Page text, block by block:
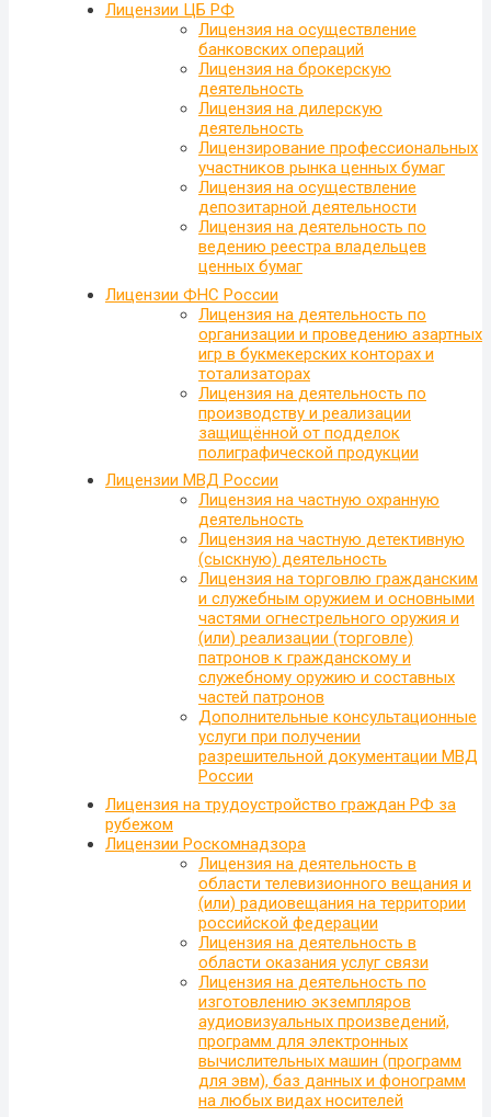
Лицензии ЦБ РФ
Лицензия на осуществление
банковских операций
Лицензия на брокерскую
деятельность
Лицензия на дилерскую
деятельность
Лицензирование профессиональных
участников рынка ценных бумаг
Лицензия на осуществление
депозитарной деятельности
Лицензия на деятельность по
ведению реестра владельцев
ценных бумаг
Лицензии ФНС России
Лицензия на деятельность по
организации и проведению азартных
игр в букмекерских конторах и
тотализаторах
Лицензия на деятельность по
производству и реализации
защищённой от подделок
полиграфической продукции
Лицензии МВД России
Лицензия на частную охранную
деятельность
Лицензия на частную детективную
(сыскную) деятельность
Лицензия на торговлю гражданским
и служебным оружием и основными
частями огнестрельного оружия и
(или) реализации (торговле)
патронов к гражданскому и
служебному оружию и составных
частей патронов
Дополнительные консультационные
услуги при получении
разрешительной документации МВД
России
Лицензия на трудоустройство граждан РФ за
рубежом
Лицензии Роскомнадзора
Лицензия на деятельность в
области телевизионного вещания и
(или) радиовещания на территории
российской федерации
Лицензия на деятельность в
области оказания услуг связи
Лицензия на деятельность по
изготовлению экземпляров
аудиовизуальных произведений,
программ для электронных
вычислительных машин (программ
для эвм), баз данных и фонограмм
на любых видах носителей